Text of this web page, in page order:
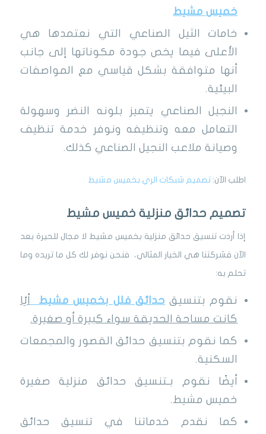
خميس مشيط
خامات الثيل الصناعي التي نعتمدها هي
الأعلى فيما يخص جودة مكوناتها إلى جانب
أنها متوافقة بشكل قياسي مع المواصفات
البيئية.
النجيل الصناعي يتميز بلونه النضر وسهولة
التعامل معه وتنظيفه ونوفر خدمة تنظيف
وصيانة ملاعب النجيل الصناعي كذلك.
اطلب الآن: تصميم شبكات الري بخميس مشيط
تصميم حدائق منزلية خميس مشيط
إذا أردت تنسيق حدائق منزلية بخميس مشيط لا مجال للحيرة بعد
الآن فشركتنا هي الخيار المثالي، فنحن نوفر لك كل ما تريده وما
تحلم به:
نقوم بتنسيق حدائق فلل بخميس مشيط
أيًا
كانت مساحة الحديقة سواء كبيرة أو صغيرة.
كما نقوم بتنسيق حدائق القصور والمجمعات
السكنية.
أيضًا نقوم بـتنسيق حدائق منزلية صغيرة
خميس مشيط.
كما نقدم خدماتنا في تنسيق حدائق